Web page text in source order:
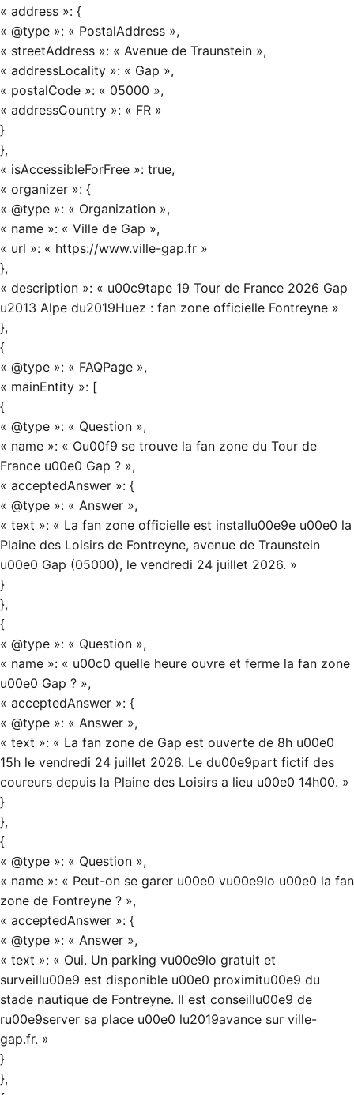
« address »: {
« @type »: « PostalAddress »,
« streetAddress »: « Avenue de Traunstein »,
« addressLocality »: « Gap »,
« postalCode »: « 05000 »,
« addressCountry »: « FR »
}
},
« isAccessibleForFree »: true,
« organizer »: {
« @type »: « Organization »,
« name »: « Ville de Gap »,
« url »: « https://www.ville-gap.fr »
},
« description »: « u00c9tape 19 Tour de France 2026 Gap
u2013 Alpe du2019Huez : fan zone officielle Fontreyne »
},
{
« @type »: « FAQPage »,
« mainEntity »: [
{
« @type »: « Question »,
« name »: « Ou00f9 se trouve la fan zone du Tour de
France u00e0 Gap ? »,
« acceptedAnswer »: {
« @type »: « Answer »,
« text »: « La fan zone officielle est installu00e9e u00e0 la
Plaine des Loisirs de Fontreyne, avenue de Traunstein
u00e0 Gap (05000), le vendredi 24 juillet 2026. »
}
},
{
« @type »: « Question »,
« name »: « u00c0 quelle heure ouvre et ferme la fan zone
u00e0 Gap ? »,
« acceptedAnswer »: {
« @type »: « Answer »,
« text »: « La fan zone de Gap est ouverte de 8h u00e0
15h le vendredi 24 juillet 2026. Le du00e9part fictif des
coureurs depuis la Plaine des Loisirs a lieu u00e0 14h00. »
}
},
{
« @type »: « Question »,
« name »: « Peut-on se garer u00e0 vu00e9lo u00e0 la fan
zone de Fontreyne ? »,
« acceptedAnswer »: {
« @type »: « Answer »,
« text »: « Oui. Un parking vu00e9lo gratuit et
surveillu00e9 est disponible u00e0 proximitu00e9 du
stade nautique de Fontreyne. Il est conseillu00e9 de
ru00e9server sa place u00e0 lu2019avance sur ville-
gap.fr. »
}
},